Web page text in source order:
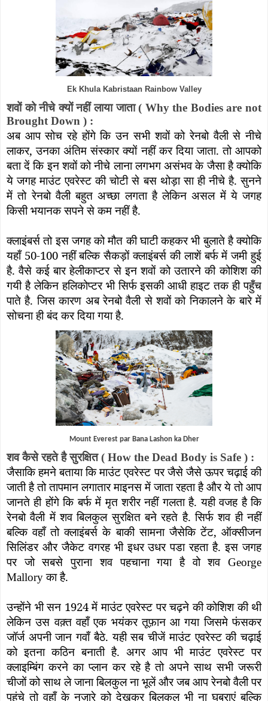
Ek Khula Kabristaan Rainbow Valley
शवों को नीचे क्यों नहीं लाया जाता ( Why the Bodies are not
Brought Down ) :
अब आप सोच रहे होंगे कि उन सभी शवों को रेनबो वैली से नीचे
लाकर,उनका अंतिम संस्कार क्यों नहीं कर दिया जाता. तो आपको
बता दें कि इन शवों को नीचे लाना लगभग असंभव के जैसा है क्योकि
ये जगह माउंट एवरेस्ट की चोटी से बस थोड़ा सा ही नीचे है. सुनने
में तो रेनबो वैली बहुत अच्छा लगता है लेकिन असल में ये जगह
किसी भयानक सपने से कम नहीं है.
क्लाइंबर्स तो इस जगह को मौत की घाटी कहकर भी बुलाते है क्योकि
यहाँ 50-100 नहीं बल्कि सैकड़ों क्लाइंबर्स की लाशें बर्फ में जमी हुई
है. वैसे कई बार हेलीकाप्टर से इन शवों को उतारने की कोशिश की
गयी है लेकिन हलिकोप्टर भी सिर्फ इसकी आधी हाइट तक ही पहुँच
पाते है. जिस कारण अब रेनबो वैली से शवों को निकालने के बारे में
सोचना ही बंद कर दिया गया है.
Mount Everest par Bana Lashon ka Dher
शव कैसे रहते है सुरक्षित ( How the Dead Body is Safe ) :
जैसाकि हमने बताया कि माउंट एवरेस्ट पर जैसे जैसे ऊपर चढ़ाई की
जाती है तो तापमान लगातार माइनस में जाता रहता है और ये तो आप
जानते ही होंगे कि बर्फ में मृत शरीर नहीं गलता है. यही वजह है कि
रेनबो वैली में शव बिलकुल सुरक्षित बने रहते है. सिर्फ शव ही नहीं
बल्कि वहाँ तो क्लाइंबर्स के बाकी सामना जैसेकि टेंट,ऑक्सीजन
सिलिंडर और जैकेट वगरह भी इधर उधर पडा रहता है. इस जगह
पर जो सबसे पुराना शव पहचाना गया है वो शव
George
Mallory का है.
उन्होंने भी सन 1924 में माउंट एवरेस्ट पर चढ़ने की कोशिश की थी
लेकिन उस वक़्त वहाँ एक भयंकर तूफ़ान आ गया जिसमे फंसकर
जॉर्ज अपनी जान गवाँ बैठे. यही सब चीजें माउंट एवरेस्ट की चढ़ाई
को इतना कठिन बनाती है. अगर आप भी माउंट एवरेस्ट पर
क्लाइम्बिंग करने का प्लान कर रहे है तो अपने साथ सभी जरूरी
चीजों को साथ ले जाना बिलकुल ना भूलें और जब आप रेनबो वैली पर
पहुंचे तो वहाँ के नज़ारे को देखकर बिलकुल भी ना घबराएं बल्कि